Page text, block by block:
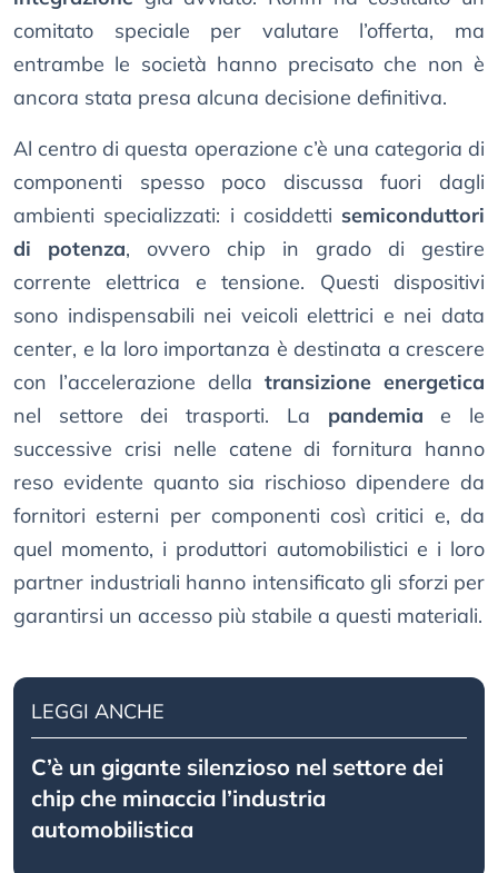
comitato speciale per valutare l’offerta, ma
entrambe le società hanno precisato che non è
ancora stata presa alcuna decisione definitiva.
Al centro di questa operazione c’è una categoria di
componenti spesso poco discussa fuori dagli
ambienti specializzati: i cosiddetti semiconduttori
di potenza, ovvero chip in grado di gestire
corrente elettrica e tensione. Questi dispositivi
sono indispensabili nei veicoli elettrici e nei data
center, e la loro importanza è destinata a crescere
con l’accelerazione della transizione energetica
nel settore dei trasporti. La pandemia e le
successive crisi nelle catene di fornitura hanno
reso evidente quanto sia rischioso dipendere da
fornitori esterni per componenti così critici e, da
quel momento, i produttori automobilistici e i loro
partner industriali hanno intensificato gli sforzi per
garantirsi un accesso più stabile a questi materiali.
LEGGI ANCHE
C’è un gigante silenzioso nel settore dei
chip che minaccia l’industria
automobilistica